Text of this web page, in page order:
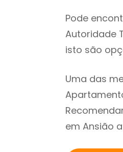
Pode
Autoridade
isto são
Uma das
em Ansião